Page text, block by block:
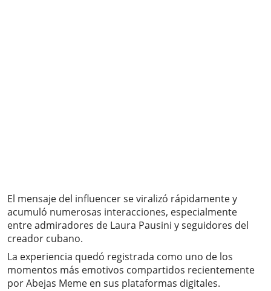
El mensaje del influencer se viralizó rápidamente y
acumuló numerosas interacciones, especialmente
entre admiradores de Laura Pausini y seguidores del
creador cubano.
La experiencia quedó registrada como uno de los
momentos más emotivos compartidos recientemente
por Abejas Meme en sus plataformas digitales.